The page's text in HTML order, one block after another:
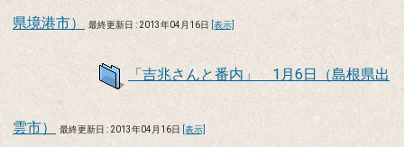
県境港市） 最終更新日 : 2013年04月16日 [表示]
「吉兆さんと番内」 1月6日（島根県出
雲市） 最終更新日 : 2013年04月16日 [表示]